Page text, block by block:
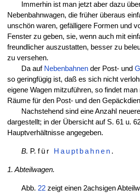
Immerhin ist man jetzt aber dazu
Nebenbahnwagen, die früher überaus
unschön waren, gefälligere Formen und
Fenster zu geben, sie, wenn auch mit
freundlicher auszustatten, besser zu
zu versehen.
Da auf Nebenbahnender Post- und
so geringfügig ist, daß es sich nicht
eigene Wagen mitzuführen, so findet man
Räume für den Post- und den
Nachstehend sind eine Anzahl
dargestellt; in der Übersicht auf S. 61 u.
Hauptverhältnisse angegeben.
B. P. für Hauptbahnen .
1. Abteilwagen.
Abb. 22zeigt einen 2achsigen